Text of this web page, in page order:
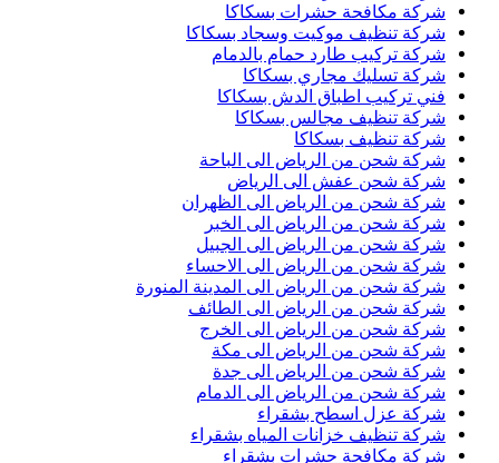
شركة مكافحة حشرات بسكاكا
شركة تنظيف موكيت وسجاد بسكاكا
شركة تركيب طارد حمام بالدمام
شركة تسليك مجاري بسكاكا
فني تركيب اطباق الدش بسكاكا
شركة تنظيف مجالس بسكاكا
شركة تنظيف بسكاكا
شركة شحن من الرياض الى الباحة
شركة شحن عفش الى الرياض
شركة شحن من الرياض الى الظهران
شركة شحن من الرياض الى الخبر
شركة شحن من الرياض الى الجبيل
شركة شحن من الرياض الى الاحساء
شركة شحن من الرياض الى المدينة المنورة
شركة شحن من الرياض الى الطائف
شركة شحن من الرياض الى الخرج
شركة شحن من الرياض الى مكة
شركة شحن من الرياض الى جدة
شركة شحن من الرياض الى الدمام
شركة عزل اسطح بشقراء
شركة تنظيف خزانات المياه بشقراء
شركة مكافحة حشرات بشقراء